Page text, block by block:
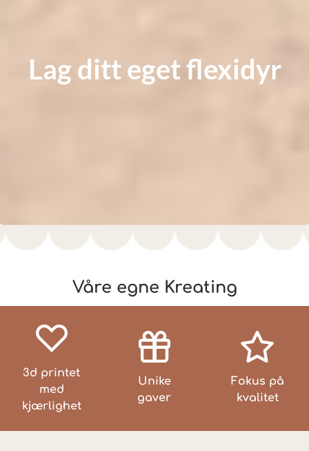
Lag ditt eget flexidyr
Våre egne Kreating
3d printet
med
kjærlighet
Unike
gaver
Fokus på
kvalitet